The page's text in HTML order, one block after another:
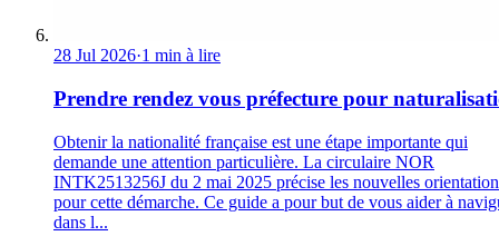
28 Jul 2026·1 min à lire
Prendre rendez vous préfecture pour
Obtenir la nationalité française est une étape importante qui
demande une attention particulière. La circulaire NOR
INTK2513256J du 2 mai 2025 précise les nouvelles
pour cette démarche. Ce guide a pour but de vous aider à
dans l...